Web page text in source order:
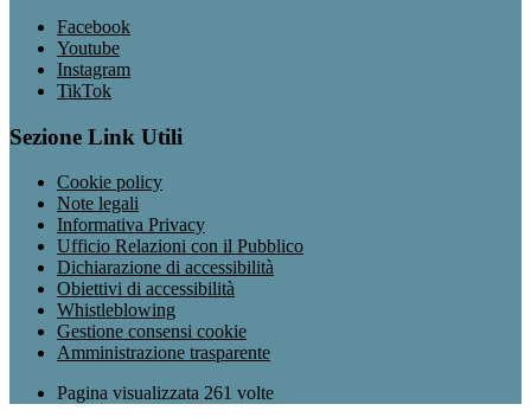
Facebook
Youtube
Instagram
TikTok
Sezione Link Utili
Cookie policy
Note legali
Informativa Privacy
Ufficio Relazioni con il Pubblico
Dichiarazione di accessibilità
Obiettivi di accessibilità
Whistleblowing
Gestione consensi cookie
Amministrazione trasparente
Pagina visualizzata 261 volte